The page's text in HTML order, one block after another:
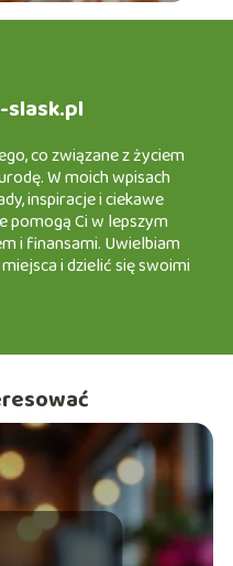
slask.pl
co związane z życiem
W moich wpisach
inspiracje i ciekawe
Ci w lepszym
i finansami. Uwielbiam
i dzielić się swoimi